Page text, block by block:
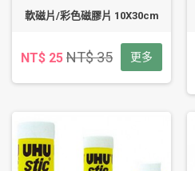
軟磁片/彩色磁膠片 10X30cm
NT$ 25 NT$ 35 更多